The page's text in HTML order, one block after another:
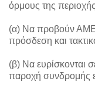
όρμους της
(α) Να προβούν
πρόσδεση και
(β) Να ευρίσκονται
παροχή συνδρομής